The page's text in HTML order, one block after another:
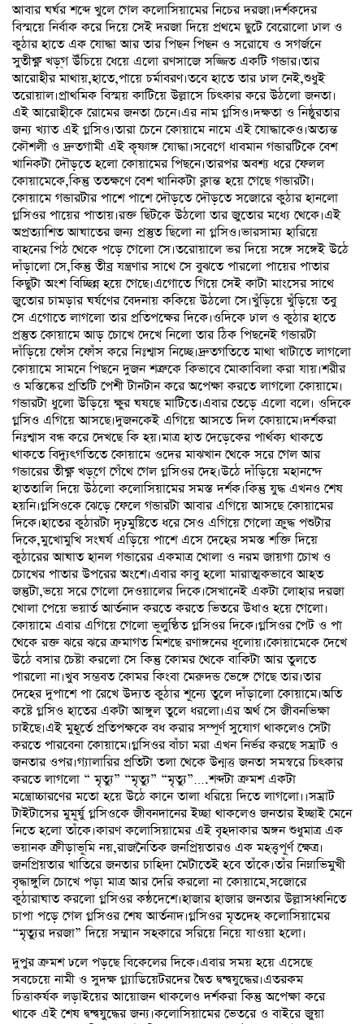
আবার ঘর্ঘর শব্দে খুলে গেল কলোসিয়ামের নিচের দরজা।দর্শকদের
বিস্ময়ে নির্বাক করে দিয়ে সেই দরজা দিয়ে প্রথমে ছুটে বেরোলো ঢাল ও
কুঠার হাতে এক যোদ্ধা আর তার পিছন পিছন ও সরোষে ও সগর্জনে
সুতীক্ষ্ণ খড়্গ উঁচিয়ে ধেয়ে এলো রণসাজে সজ্জিত একটি গন্ডার।তার
আরোহীর মাথায়,হাতে,পায়ে চর্মাবরণ।তবে হাতে তার ঢাল নেই,শুধুই
তরোয়াল।প্রাথমিক বিস্ময় কাটিয়ে উল্লাসে চিৎকার করে উঠলো জনতা।
এই আরোহীকে রোমের জনতা চেনে।এর নাম গ্লসিও।দক্ষতা ও নিষ্ঠুরতার
জন্য খ্যাত এই গ্লসিও।তারা চেনে কোয়ামে নামে এই যোদ্ধাকেও।অত্যন্ত
কৌশলী ও দ্রুতগামী এই কৃষ্ণাঙ্গ যোদ্ধা।সবেগে ধাবমান গন্ডারটিকে বেশ
খানিকটা দৌড়তে হলো কোয়ামের পিছনে।তারপর অবশ্য ধরে ফেলল
কোয়ামেকে,কিন্তু ততক্ষণে বেশ খানিকটা ক্লান্ত হয়ে গেছে গন্ডারটা।
কোয়ামে গন্ডারটার পাশে পাশে দৌড়তে দৌড়তে সজোরে কুঠার হানলো
গ্লসিওর পায়ের পাতায়।রক্ত ছিটকে উঠলো তার জুতোর মধ্যে থেকে।এই
অপ্রত্যাশিত আঘাতের জন্য প্রস্তুত ছিলো না গ্লসিও।ভারসাম্য হারিয়ে
বাহনের পিঠ থেকে পড়ে গেলো সে।তরোয়ালে ভর দিয়ে সঙ্গে সঙ্গেই উঠে
দাঁড়ালো সে,কিন্তু তীব্র যন্ত্রণার সাথে সে বুঝতে পারলো পায়ের পাতার
কিছুটা অংশ বিচ্ছিন্ন হয়ে গেছে।এগোতে গিয়ে সেই কাটা মাংসের সাথে
জুতোর চামড়ার ঘর্ষণের বেদনায় ককিয়ে উঠলো সে।খুঁড়িয়ে খুঁড়িয়ে তবু
সে এগোতে লাগলো তার প্রতিপক্ষের দিকে।ওদিকে ঢাল ও কুঠার হাতে
প্রস্তুত কোয়ামে আড় চোখে দেখে নিলো তার ঠিক পিছনেই গন্ডারটা
দাঁড়িয়ে ফোঁস ফোঁস করে নিঃশ্বাস নিচ্ছে।দ্রুতগতিতে মাথা খাটাতে লাগলো
কোয়ামে সামনে পিছনে দুজন শত্রুকে কিভাবে মোকাবিলা করা যায়।শরীর
ও মস্তিষ্কের প্রতিটি পেশী টানটান করে অপেক্ষা করতে লাগলো কোয়ামে।
গন্ডারটা ধুলো উড়িয়ে ক্ষুর ঘষছে মাটিতে।এবার তেড়ে এলো বলে। ওদিকে
গ্লসিও এগিয়ে আসছে।দুজনকেই এগিয়ে আসতে দিল কোয়ামে।দর্শকরা
নিঃশ্বাস বন্ধ করে দেখছে কি হয়।মাত্র হাত দেড়েকের পার্থক্য থাকতে
থাকতে বিদ্যুৎগতিতে কোয়ামে ওদের মাঝখান থেকে সরে গেল আর
গন্ডারের তীক্ষ্ণ খড়্গে গেঁথে গেল গ্লসিওর দেহ।উঠে দাঁড়িয়ে মহানন্দে
হাততালি দিয়ে উঠলো কলোসিয়ামের সমস্ত দর্শক।কিন্তু যুদ্ধ এখনও শেষ
হয়নি।গ্লসিওকে ঝেড়ে ফেলে গন্ডারটা আবার এগিয়ে আসছে কোয়ামের
দিকে।হাতের কুঠারটা দৃঢ়মুষ্টিতে ধরে সেও এগিয়ে গেলো ক্রুদ্ধ পশুটার
দিকে,মুখোমুখি সংঘর্ষ এড়িয়ে পাশে এসে দেহের সমস্ত শক্তি দিয়ে
কুঠারের আঘাত হানল গন্ডারের একমাত্র খোলা ও নরম জায়গা চোখ ও
চোখের পাতার উপরের অংশে।এবার কাবু হলো মারাত্মকভাবে আহত
জন্তুটা,ভয়ে সরে গেলো দেওয়ালের দিকে।সেখানেই একটা লোহার দরজা
খোলা পেয়ে ভয়ার্ত আর্তনাদ করতে করতে ভিতরে উধাও হয়ে গেলো।
কোয়ামে এবার এগিয়ে গেলো ভূলুণ্ঠিত গ্লসিওর দিকে।গ্লসিওর পেট ও পা
থেকে রক্ত ঝরে ঝরে ক্রমাগত মিশছে রণাঙ্গনের ধূলোয়।কোয়ামেকে দেখে
উঠে বসার চেষ্টা করলো সে কিন্তু কোমর থেকে বাকিটা আর তুলতে
পারলো না।খুব সম্ভবত কোমর কিংবা মেরুদন্ড ভেঙ্গে গেছে তার।তার
দেহের দুপাশে পা রেখে উদ্যত কুঠার শূন্যে তুলে দাঁড়ালো কোয়ামে।অতি
কষ্টে গ্লসিও হাতের একটা আঙ্গুল তুলে ধরলো।এর অর্থ সে জীবনভিক্ষা
চাইছে।এই মুহূর্তে প্রতিপক্ষকে বধ করার সম্পূর্ণ সুযোগ থাকলেও সেটা
করতে পারবেনা কোয়ামে।গ্লসিওর বাঁচা মরা এখন নির্ভর করছে সম্রাট ও
জনতার ওপর।গ্যালারির প্রতিটা তলা থেকে উন্মত্ত জনতা সমস্বরে চিৎকার
করতে লাগলো “ মৃত্যু” “মৃত্যু” “মৃত্যু”….শব্দটা ক্রমশ একটা
মন্ত্রোচ্চারণের মতো হয়ে উঠে কানে তালা ধরিয়ে দিতে লাগলো।।সম্রাট
টাইটাসের মুমূর্ষু গ্লসিওকে জীবনদানের ইচ্ছা থাকলেও জনতার ইচ্ছাই মেনে
নিতে হলো তাঁকে।কারণ কলোসিয়ামের এই বৃহদাকার অঙ্গন শুধুমাত্র এক
ভয়ানক ক্রীড়াভূমি নয়,রাজনৈতিক জনপ্রিয়তারও এক মহত্ত্বপূর্ণ ক্ষেত্র।
জনপ্রিয়তার খাতিরে জনতার চাহিদা মেটাতেই হবে তাঁকে।তাঁর নিম্নাভিমুখী
বৃদ্ধাঙ্গুলি চোখে পড়া মাত্র আর দেরি করলো না কোয়ামে,সজোরে
কুঠারাঘাত করলো গ্লসিওর কন্ঠদেশে।হাজার হাজার জনতার উল্লাসধ্বনিতে
চাপা পড়ে গেল গ্লসিওর শেষ আর্তনাদ।গ্লসিওর মৃতদেহ কলোসিয়ামের
“মৃত্যুর দরজা” দিয়ে সম্মান সহকারে সরিয়ে নিয়ে যাওয়া হলো।
দুপুর ক্রমশ ঢলে পড়ছে বিকেলের দিকে।এবার সময় হয়ে এসেছে
সবচেয়ে নামী ও সুদক্ষ গ্ল্যাডিয়েটরদের দ্বৈত দ্বন্দ্বযুদ্ধের।এতরকম
চিত্তাকর্ষক লড়াইয়ের আয়োজন থাকলেও দর্শকরা কিন্তু অপেক্ষা করে
থাকে এই শেষ দ্বন্দ্বযুদ্ধের জন্য।কলোসিয়ামের ভেতরে ও বাইরে জুয়া